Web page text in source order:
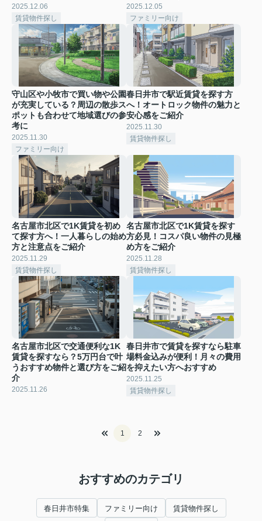
2025.12.06
賃貸物件探し
2025.12.05
ファミリー向け
守山区や小牧市で買い物や公園
が充実している？周辺の散歩ス
ポットも合わせて地域選びの参
考に
2025.11.30
ファミリー向け
春日井市で駅近賃貸を探す方
へ！オートロック物件の魅力と
安心感をご紹介
2025.11.30
賃貸物件探し
名古屋市北区で1K賃貸を初め
て探す方へ！一人暮らしの始め
方と注意点をご紹介
2025.11.29
賃貸物件探し
名古屋市北区で1K賃貸を探す
方必見！コスパ良い物件の見極
め方をご紹介
2025.11.28
賃貸物件探し
名古屋市北区で交通便利な1K
賃貸を探すなら？5万円台で叶
うおすすめ物件と選び方をご紹
介
2025.11.26
春日井市で賃貸を探すなら駐車
場料金込みが便利！月々の費用
を抑えたい方へおすすめ
2025.11.25
賃貸物件探し
1 2
おすすめのカテゴリ
春日井市特集 ファミリー向け 賃貸物件探し